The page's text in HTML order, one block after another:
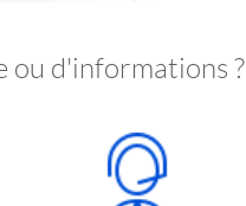
ou d'informations ?